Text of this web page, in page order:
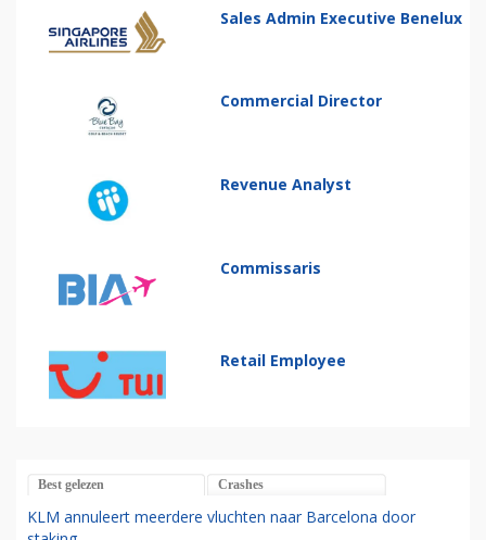
Sales Admin Executive Benelux
Commercial Director
Revenue Analyst
Commissaris
Retail Employee
Best gelezen Crashes
KLM annuleert meerdere vluchten naar Barcelona door